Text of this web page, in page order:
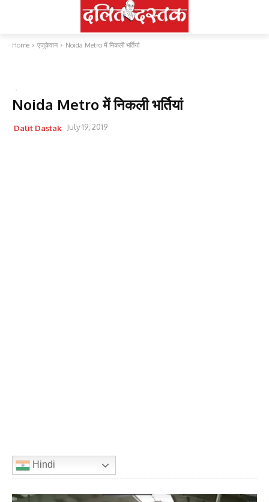
Home एजुकेशन Noida Metro में निकली भर्तियां
Noida Metro में निकली भर्तियां
Dalit Dastak July 19, 2019
Hindi